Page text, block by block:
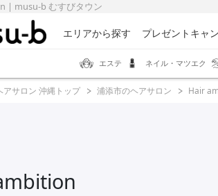
| musu-b むすびタウン
エリアから探す プレゼントキャ
エステ ネイル・マツエク
アサロン 沖縄トップ 浦添市のヘアサロン Hair